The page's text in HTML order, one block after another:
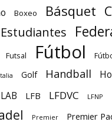
Boxeo Básquet
Estudiantes
Futsal Fútbol
Golf Handball
LAB LFB LFDVC LFNP
Premier Premier